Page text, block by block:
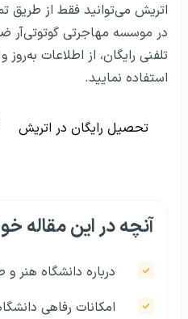
اتریش می‌توانید فقط از طریق
در موسسه مهاجرتی گوتوتی­‌آر
تلفنی رایگان، از اطلاعات
استفاده نمایید.
تحصیل رایگان در اتریش
آنچه در این مقاله
درباره دانشگاه هنر
امکانات رفاهی